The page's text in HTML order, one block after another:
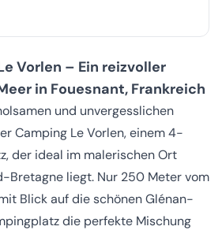
Vorlen – Ein reizvoller
in Fouesnant, Frankreich
und unvergesslichen
Camping Le Vorlen, einem 4-
der ideal im malerischen Ort
Bretagne liegt. Nur 250 Meter vom
Blick auf die schönen Glénan-
die perfekte Mischung